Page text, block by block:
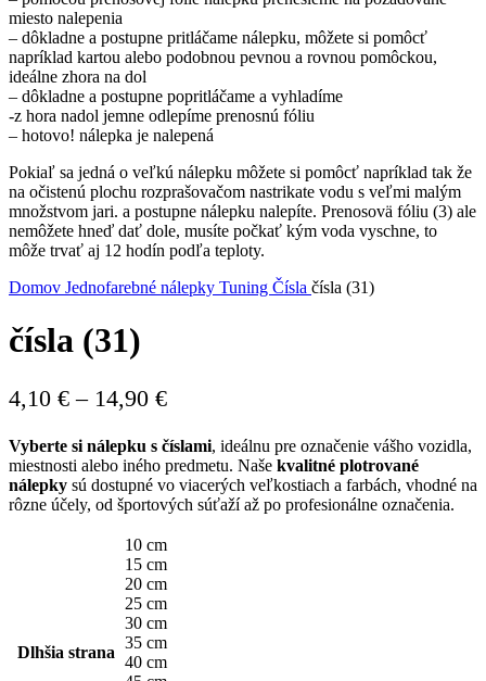
miesto nalepenia
– dôkladne a postupne pritláčame nálepku, môžete si pomôcť
napríklad kartou alebo podobnou pevnou a rovnou pomôckou,
ideálne zhora na dol
– dôkladne a postupne popritláčame a vyhladíme
-z hora nadol jemne odlepíme prenosnú fóliu
– hotovo! nálepka je nalepená
Pokiaľ sa jedná o veľkú nálepku môžete si pomôcť napríklad tak že
na očistenú plochu rozprašovačom nastrikate vodu s veľmi malým
množstvom jari. a postupne nálepku nalepíte. Prenosovä fóliu (3) ale
nemôžete hneď dať dole, musíte počkať kým voda vyschne, to
môže trvať aj 12 hodín podľa teploty.
Domov Jednofarebné nálepky Tuning Čísla čísla (31)
čísla (31)
4,10 € – 14,90 €Price
4,10 €
through
14,90 €
Vyberte si nálepku s číslami, ideálnu pre označenie vášho vozidla,
miestnosti alebo iného predmetu. Naše kvalitné plotrované
nálepky sú dostupné vo viacerých veľkostiach a farbách, vhodné na
rôzne účely, od športových súťaží až po profesionálne označenia.
Dlhšia strana
10 cm
15 cm
20 cm
25 cm
30 cm
35 cm
40 cm